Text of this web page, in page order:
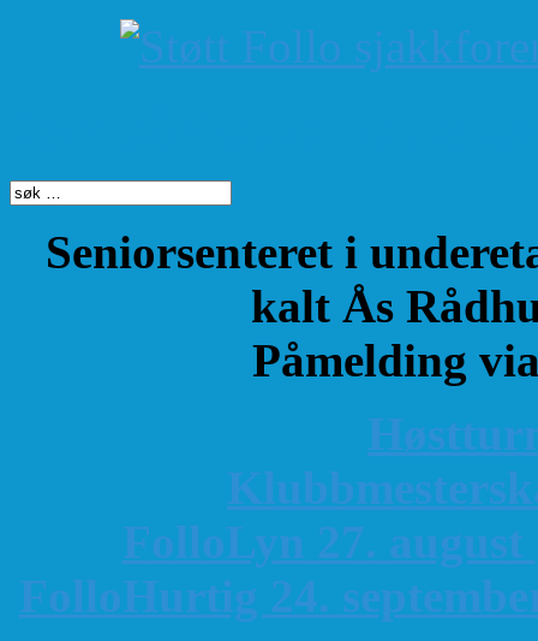
Seniorsenteret i
kalt Ås
Påmelding
K
FolloLyn 27. august
FolloHurtig 24.